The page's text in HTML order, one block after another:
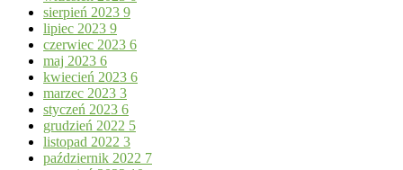
sierpień 2023 9
lipiec 2023 9
czerwiec 2023 6
maj 2023 6
kwiecień 2023 6
marzec 2023 3
styczeń 2023 6
grudzień 2022 5
listopad 2022 3
październik 2022 7